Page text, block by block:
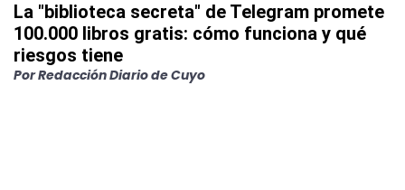
La "biblioteca secreta" de Telegram promete
100.000 libros gratis: cómo funciona y qué
riesgos tiene
Por Redacción Diario de Cuyo